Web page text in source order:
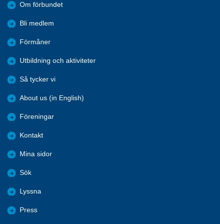
Om förbundet
Bli medlem
Förmåner
Utbildning och aktiviteter
Så tycker vi
About us (in English)
Föreningar
Kontakt
Mina sidor
Sök
Lyssna
Press